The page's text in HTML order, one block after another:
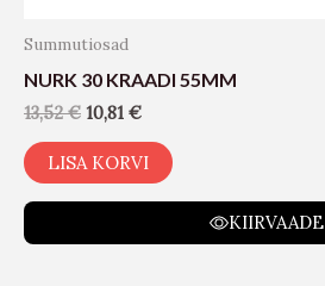
Summutiosad
NURK 30 KRAADI 55MM
13,52€ 10,81 €
LISA KORVI
KIIRVAADE